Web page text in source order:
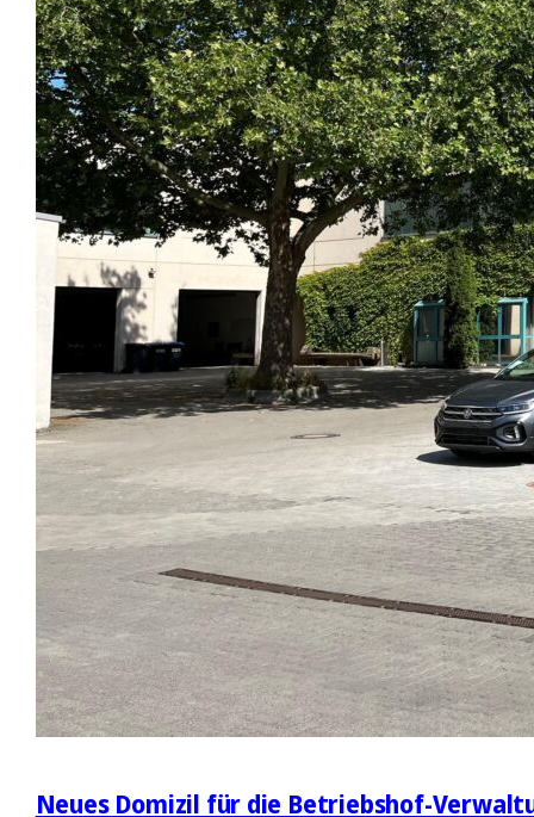
Neues Domizil für die Betriebshof-